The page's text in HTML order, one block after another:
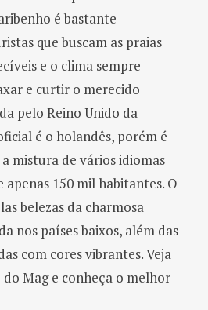
é bastante
que buscam as praias
e o clima sempre
e curtir o merecido
pelo Reino Unido da
é o holandês, porém é
mistura de vários idiomas
apenas 150 mil habitantes. O
belezas da charmosa
nos países baixos, além das
com cores vibrantes. Veja
Mag e conheça o melhor